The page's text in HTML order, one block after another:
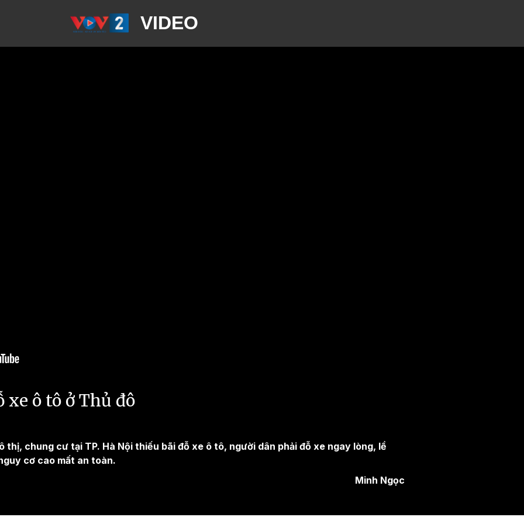
VIDEO
ô tô ở Thủ đô
thị, chung cư tại TP. Hà Nội thiếu bãi đỗ xe ô tô, người dân phải đỗ xe ngay lòng, lề
cơ cao mất an toàn.
Minh Ngọc